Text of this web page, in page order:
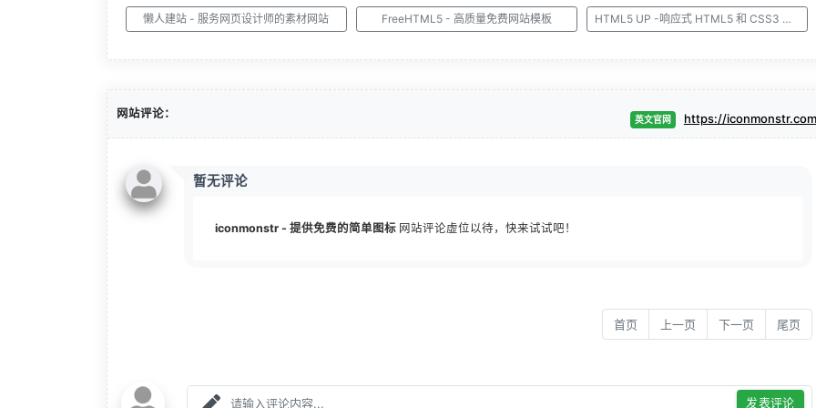
懒人建站 - 服务网页设计师的素材网站 FreeHTML5 - 高质量免费网站模板 HTML5 UP -响应式 HTML5 和 CSS3 网站模板
网站评论： 英文官网 https://iconmonstr.com
暂无评论
iconmonstr - 提供免费的简单图标 网站评论虚位以待，快来试试吧！
首页 上一页 下一页 尾页
发表评论